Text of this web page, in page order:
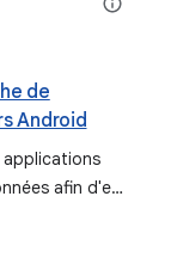
de
Android
afin d'en
encore.